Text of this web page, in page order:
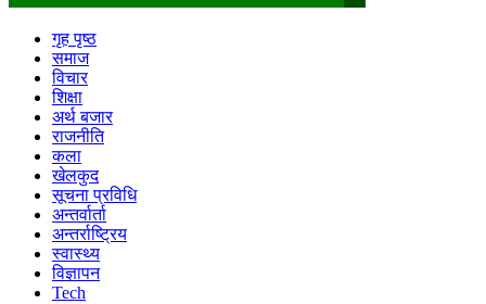
गृह पृष्ठ
समाज
विचार
शिक्षा
अर्थ बजार
राजनीति
कला
खेलकुद
सूचना प्रविधि
अन्तर्वार्ता
अन्तर्राष्ट्रिय
स्वास्थ्य
विज्ञापन
Tech